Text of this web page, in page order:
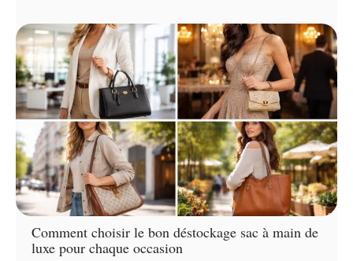
Comment choisir le bon déstockage sac à main de
luxe pour chaque occasion